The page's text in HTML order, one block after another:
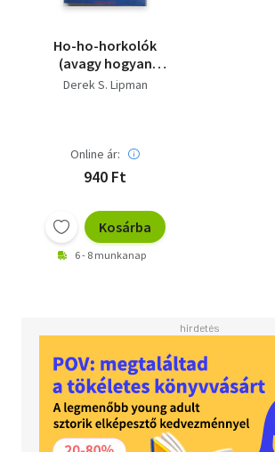
Ho-ho-horkolók
(avagy hogyan
szabaduljunk meg a
Derek S. Lipman
Online ár:
940 Ft
Kosárba
6 - 8 munkanap